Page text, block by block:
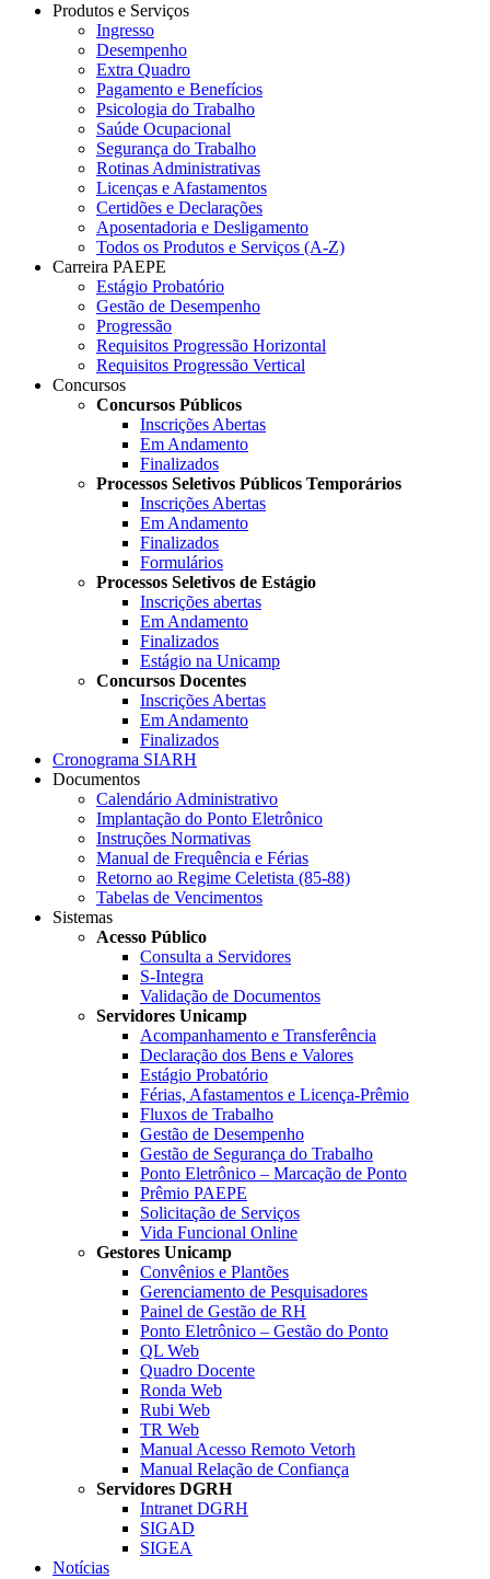
Produtos e Serviços
Ingresso
Desempenho
Extra Quadro
Pagamento e Benefícios
Psicologia do Trabalho
Saúde Ocupacional
Segurança do Trabalho
Rotinas Administrativas
Licenças e Afastamentos
Certidões e Declarações
Aposentadoria e Desligamento
Todos os Produtos e Serviços (A-Z)
Carreira PAEPE
Estágio Probatório
Gestão de Desempenho
Progressão
Requisitos Progressão Horizontal
Requisitos Progressão Vertical
Concursos
Concursos Públicos
Inscrições Abertas
Em Andamento
Finalizados
Processos Seletivos Públicos Temporários
Inscrições Abertas
Em Andamento
Finalizados
Formulários
Processos Seletivos de Estágio
Inscrições abertas
Em Andamento
Finalizados
Estágio na Unicamp
Concursos Docentes
Inscrições Abertas
Em Andamento
Finalizados
Cronograma SIARH
Documentos
Calendário Administrativo
Implantação do Ponto Eletrônico
Instruções Normativas
Manual de Frequência e Férias
Retorno ao Regime Celetista (85-88)
Tabelas de Vencimentos
Sistemas
Acesso Público
Consulta a Servidores
S-Integra
Validação de Documentos
Servidores Unicamp
Acompanhamento e Transferência
Declaração dos Bens e Valores
Estágio Probatório
Férias, Afastamentos e Licença-Prêmio
Fluxos de Trabalho
Gestão de Desempenho
Gestão de Segurança do Trabalho
Ponto Eletrônico – Marcação de Ponto
Prêmio PAEPE
Solicitação de Serviços
Vida Funcional Online
Gestores Unicamp
Convênios e Plantões
Gerenciamento de Pesquisadores
Painel de Gestão de RH
Ponto Eletrônico – Gestão do Ponto
QL Web
Quadro Docente
Ronda Web
Rubi Web
TR Web
Manual Acesso Remoto Vetorh
Manual Relação de Confiança
Servidores DGRH
Intranet DGRH
SIGAD
SIGEA
Notícias